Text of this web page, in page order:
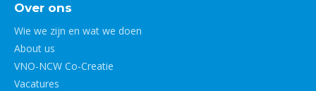
Over ons
Wie we zijn en wat we doen
About us
VNO-NCW Co-Creatie
Vacatures